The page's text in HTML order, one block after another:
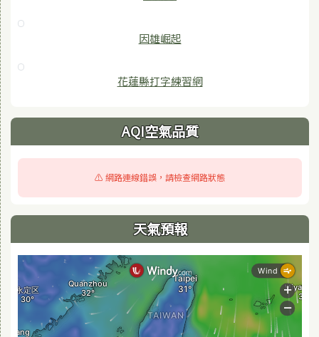
因雄崛起
花蓮縣打字練習網
AQI空氣品質
⚠️ 網路連線錯誤，請檢查網路狀態
天氣預報